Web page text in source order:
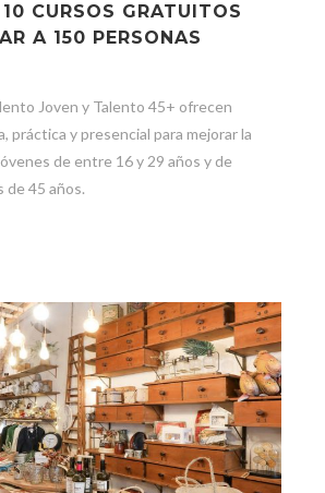
CURSOS GRATUITOS
A 150 PERSONAS
Joven y Talento 45+ ofrecen
práctica y presencial para mejorar la
de entre 16 y 29 años y de
de 45 años.